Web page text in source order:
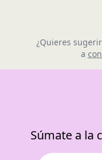
¿Quieres
a
Súmate a la